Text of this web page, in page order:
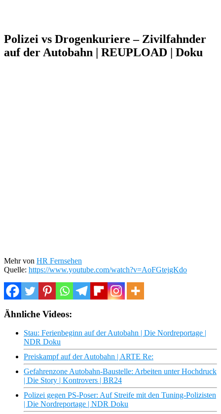
Polizei vs Drogenkuriere – Zivilfahnder
auf der Autobahn | REUPLOAD | Doku
Mehr von HR Fernsehen
Quelle: https://www.youtube.com/watch?v=AoFGtejgKdo
Ähnliche Videos:
Stau: Ferienbeginn auf der Autobahn | Die Nordreportage |
NDR Doku
Preiskampf auf der Autobahn | ARTE Re:
Gefahrenzone Autobahn-Baustelle: Arbeiten unter Hochdruck
| Die Story | Kontrovers | BR24
Polizei gegen PS-Poser: Auf Streife mit den Tuning-Polizisten
| Die Nordreportage | NDR Doku